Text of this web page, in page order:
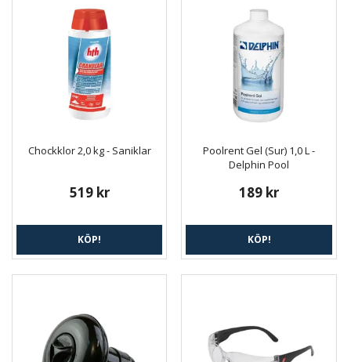
Chockklor 2,0 kg - Saniklar
519 kr
KÖP!
Poolrent Gel (Sur) 1,0 L -
Delphin Pool
189 kr
KÖP!